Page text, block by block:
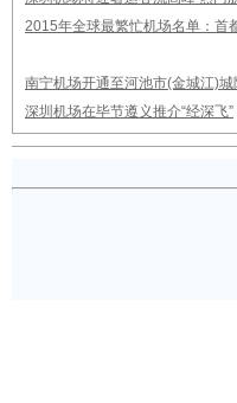
2015年全球最繁忙机场名单：首
南宁机场开通至河池市(金城江)
深圳机场在毕节遵义推介“经深飞”